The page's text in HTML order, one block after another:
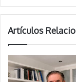
Artículos